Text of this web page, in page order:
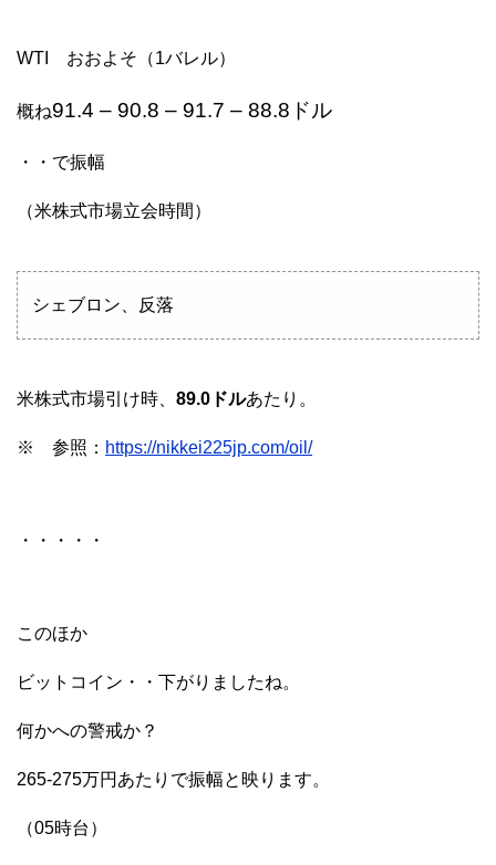
WTI おおよそ（1バレル）
概ね91.4 – 90.8 – 91.7 – 88.8ドル
・・で振幅
（米株式市場立会時間）
シェブロン、反落
米株式市場引け時、 89.0ドルあたり。
※ 参照： https://nikkei225jp.com/oil/
・・・・・
このほか
ビットコイン・・下がりましたね。
何かへの警戒か？
265-275万円あたりで振幅と映ります。
（05時台）